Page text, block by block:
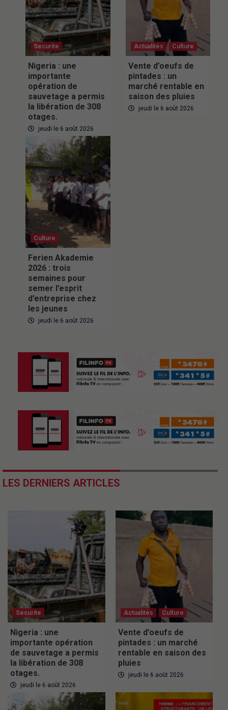
Securite
Nigeria : une
importante
opération de
sauvetage a permis
la libération de 308
otages.
jeudi le 6 août 2026
Actualités Culture
Vente d’oeufs de
pintades : un
marché rentable en
saison des pluies
jeudi le 6 août 2026
Culture
Ferien Akademie
2026 : trois
semaines pour
semer l’esprit
d’entreprise chez
les jeunes
jeudi le 6 août 2026
LES DERNIERS ARTICLES
Securite
Nigeria : une
importante opération
de sauvetage a permis
la libération de 308
otages.
jeudi le 6 août 2026
Actualités Culture
Vente d’oeufs de
pintades : un marché
rentable en saison des
pluies
jeudi le 6 août 2026